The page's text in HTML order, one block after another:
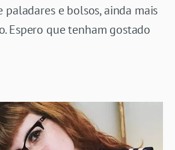
e bolsos, ainda mais
Espero que tenham gostado